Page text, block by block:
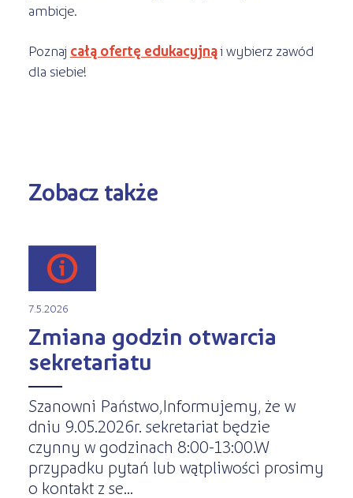
ambicje.
Poznaj całą ofertę edukacyjnąi wybierz zawód
dla siebie!
Zobacz także
7.5.2026
Zmiana godzin otwarcia
sekretariatu
Szanowni Państwo,Informujemy, że w
dniu 9.05.2026r. sekretariat będzie
czynny w godzinach 8:00-13:00.W
przypadku pytań lub wątpliwości prosimy
o kontakt z se...